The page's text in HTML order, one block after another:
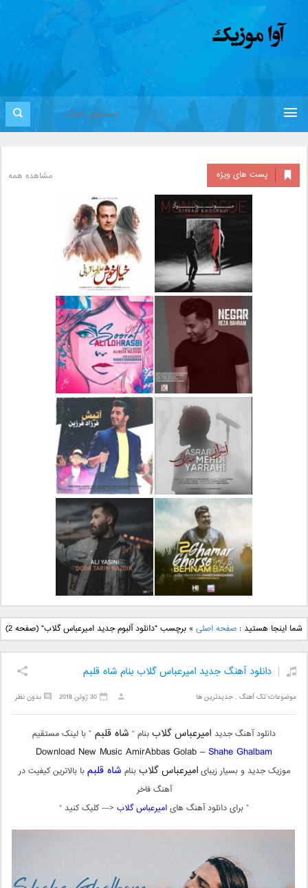
پست های ویژه مشاهده همه
دانلود آلبوم جدید سیروان
خسروی بنام مونولوگ
دانلود آهنگ جدید علیرضا
قربانی بنام خیال خوش
دانلود آهنگ جدید رضا
بهرام بنام نگار
دانلود آهنگ جدید علی
لهراسبی بنام صورت
دانلود آهنگ جدید مهدی
یراحی بنام اسرار
دانلود آهنگ جدید فرزاد
فرزین بنام آتیش
دانلود آهنگ جدید بهنام
بانی بنام قرص قمر 2
دانلود آهنگ جدید علی
یاسینی بنام دورترین نزدیک
شما اینجا هستید :صفحه اصلی »برچسب "دانلود آلبوم جدید امیرعباس گلاب"(صفحه 2)
دانلود آهنگ جدید امیرعباس گلاب بنام شاه قلبم
موضوعات:تک آهنگ ,جدیدترین ها بدون نظر 30 ژوئن 2018
دانلود آهنگ جدید امیرعباس گلاببنام “ شاه قلبم ” با لینک مستقیم
Download New Music AmirAbbas Golab –Shahe Ghalbam
موزیک جدید و بسیار زیبایامیرعباس گلاببنام شاه قلبمبا بالاترین کیفیت در
آهنگ فاخر
” برای دانلود آهنگ هایامیرعباس گلاب <— کلیک کنید “